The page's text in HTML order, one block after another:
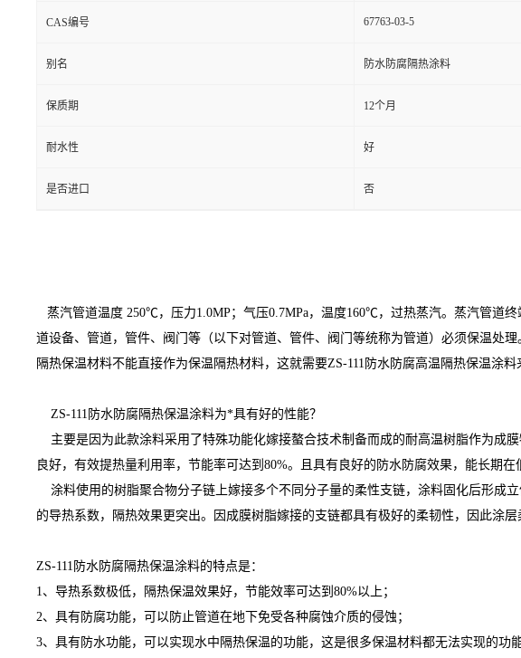
CAS编号 67763-03-5
别名 防水防腐隔热涂料
保质期 12个月
耐水性 好
是否进口 否
蒸汽管道温度 250℃，压力1.0MP；气压0.7MPa，温度160℃，过热蒸汽。蒸汽管道
道设备、管道，管件、阀门等（以下对管道、管件、阀门等统称为管道）必须保温处
隔热保温材料不能直接作为保温隔热材料，这就需要ZS-111防水防腐高温隔热保温涂
ZS-111防水防腐隔热保温涂料为*具有好的性能？
主要是因为此款涂料采用了特殊功能化嫁接螯合技术制备而成的耐高温树脂作为成
良好，有效提热量利用率，节能率可达到80%。且具有良好的防水防腐效果，能长期
涂料使用的树脂聚合物分子链上嫁接多个不同分子量的柔性支链，涂料固化后形成
的导热系数，隔热效果更突出。因成膜树脂嫁接的支链都具有极好的柔韧性，因此涂
ZS-111防水防腐隔热保温涂料的特点是：
1、导热系数极低，隔热保温效果好，节能效率可达到80%以上；
2、具有防腐功能，可以防止管道在地下免受各种腐蚀介质的侵蚀；
3、具有防水功能，可以实现水中隔热保温的功能，这是很多保温材料都无法实现的功能